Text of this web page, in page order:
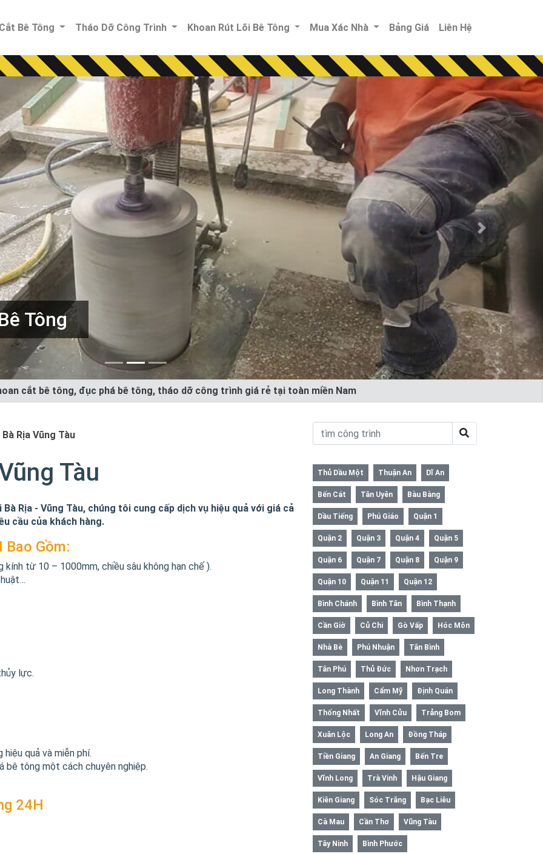
Bê Tông Tháo Dỡ Công Trình Khoan Rút Lõi Bê Tông Mua Xác Nhà Bảng Giá Liên Hệ
Next
cắt bê tông, đục phá bê tông, tháo dỡ công trình giá rẻ tại toàn miền Nam
Bà Rịa Vũng Tàu
Tàu
Rịa - Vũng Tàu, chúng tôi cung cấp dịch vụ hiệu quả với giá cả
cầu của khách hàng.
Bao Gồm:
từ 10 – 1000mm, chiều sâu không hạn chế ).
lực.
quả và miễn phí.
bê tông một cách chuyên nghiệp.
24H
Thủ Dầu Một Thuận An Dĩ An
Bến Cát Tân Uyên Bàu Bàng
Dầu Tiếng Phú Giáo Quận 1
Quận 2 Quận 3 Quận 4 Quận 5
Quận 6 Quận 7 Quận 8 Quận 9
Quận 10 Quận 11 Quận 12
Bình Chánh Bình Tân Bình Thạnh
Cần Giờ Củ Chi Gò Vấp Hóc Môn
Nhà Bè Phú Nhuận Tân Bình
Tân Phú Thủ Đức Nhơn Trạch
Long Thành Cẩm Mỹ Định Quán
Thống Nhất Vĩnh Cửu Trảng Bom
Xuân Lộc Long An Đồng Tháp
Tiền Giang An Giang Bến Tre
Vĩnh Long Trà Vinh Hậu Giang
Kiên Giang Sóc Trăng Bạc Liêu
Cà Mau Cần Thơ Vũng Tàu
Tây Ninh Bình Phước